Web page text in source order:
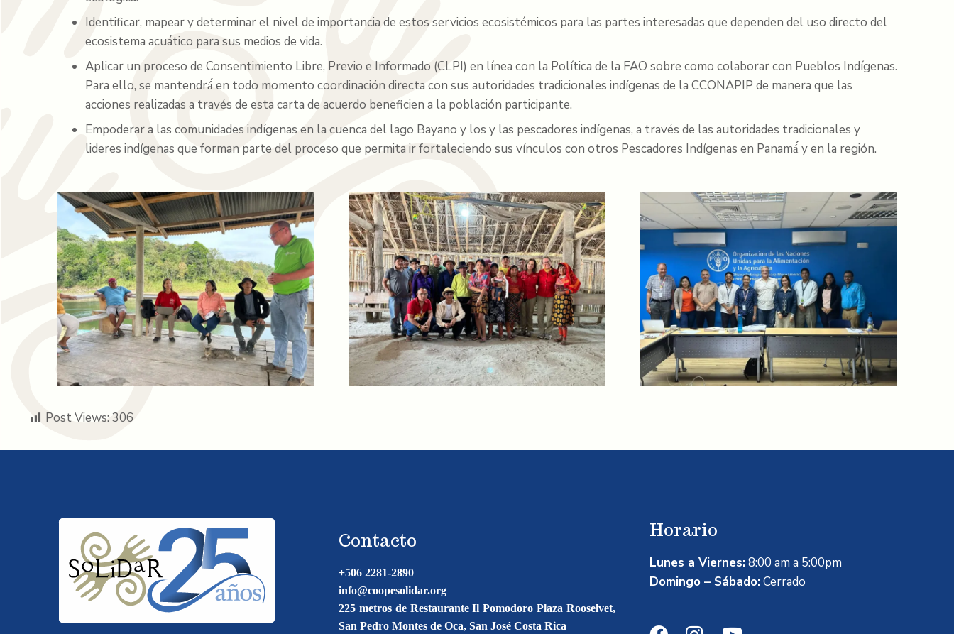
Identificar, mapear y determinar el nivel de importancia de estos servicios ecosistémicos para las partes interesadas que dependen del uso directo del
ecosistema acuático para sus medios de vida.
Aplicar un proceso de Consentimiento Libre, Previo e Informado (CLPI) en línea con la Política de la FAO sobre como colaborar con Pueblos Indígenas.
Para ello, se mantendrá́ en todo momento coordinación directa con sus autoridades tradicionales indígenas de la CCONAPIP de manera que las
acciones realizadas a través de esta carta de acuerdo beneficien a la población participante.
Empoderar a las comunidades indígenas en la cuenca del lago Bayano y los y las pescadores indígenas, a través de las autoridades tradicionales y
lideres indígenas que forman parte del proceso que permita ir fortaleciendo sus vínculos con otros Pescadores Indígenas en Panamá́ y en la región.
Post Views:306
Contacto
+506 2281-2890
info@coopesolidar.org
225 metros de Restaurante Il Pomodoro Plaza Rooselvet,
San Pedro Montes de Oca, San José Costa Rica
Horario
Lunes a Viernes:8:00 am a 5:00pm
Domingo – Sábado:Cerrado